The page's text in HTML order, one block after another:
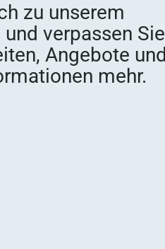
zu unserem
verpassen Sie
Angebote und
mehr.